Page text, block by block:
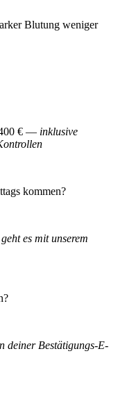
Blutung weniger
400 € — inklusive
kommen?
es mit unserem
deiner Bestätigungs-E-